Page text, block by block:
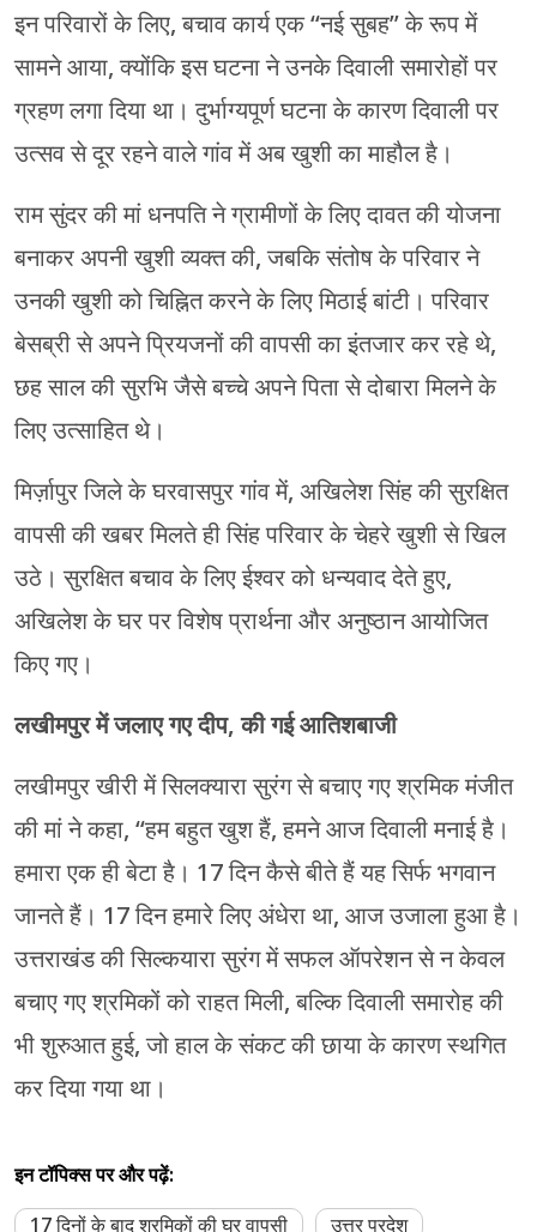
इन परिवारों के लिए, बचाव कार्य एक “नई सुबह” के रूप में
सामने आया, क्योंकि इस घटना ने उनके दिवाली समारोहों पर
ग्रहण लगा दिया था। दुर्भाग्यपूर्ण घटना के कारण दिवाली पर
उत्सव से दूर रहने वाले गांव में अब खुशी का माहौल है।
राम सुंदर की मां धनपति ने ग्रामीणों के लिए दावत की योजना
बनाकर अपनी खुशी व्यक्त की, जबकि संतोष के परिवार ने
उनकी खुशी को चिह्नित करने के लिए मिठाई बांटी। परिवार
बेसब्री से अपने प्रियजनों की वापसी का इंतजार कर रहे थे,
छह साल की सुरभि जैसे बच्चे अपने पिता से दोबारा मिलने के
लिए उत्साहित थे।
मिर्ज़ापुर जिले के घरवासपुर गांव में, अखिलेश सिंह की सुरक्षित
वापसी की खबर मिलते ही सिंह परिवार के चेहरे खुशी से खिल
उठे। सुरक्षित बचाव के लिए ईश्वर को धन्यवाद देते हुए,
अखिलेश के घर पर विशेष प्रार्थना और अनुष्ठान आयोजित
किए गए।
लखीमपुर में जलाए गए दीप, की गई आतिशबाजी
लखीमपुर खीरी में सिलक्यारा सुरंग से बचाए गए श्रमिक मंजीत
की मां ने कहा, “हम बहुत खुश हैं, हमने आज दिवाली मनाई है।
हमारा एक ही बेटा है। 17 दिन कैसे बीते हैं यह सिर्फ भगवान
जानते हैं। 17 दिन हमारे लिए अंधेरा था, आज उजाला हुआ है।
उत्तराखंड की सिल्कयारा सुरंग में सफल ऑपरेशन से न केवल
बचाए गए श्रमिकों को राहत मिली, बल्कि दिवाली समारोह की
भी शुरुआत हुई, जो हाल के संकट की छाया के कारण स्थगित
कर दिया गया था।
इन टॉपिक्स पर और पढ़ें:
17 दिनों के बाद श्रमिकों की घर वापसी
उत्तर प्रदेश